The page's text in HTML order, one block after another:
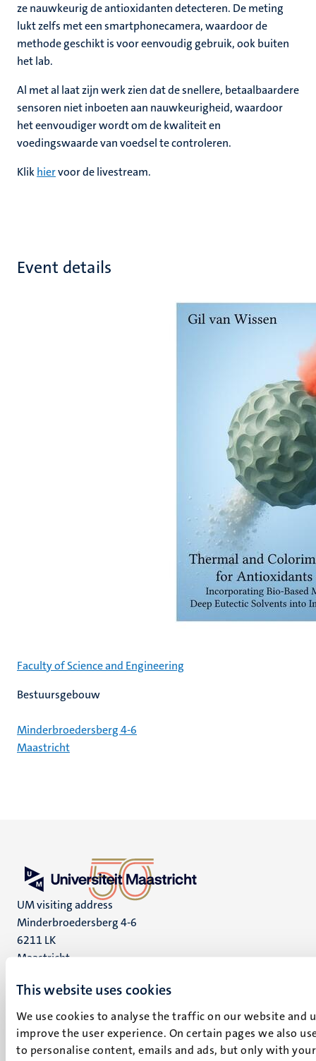
This website uses cookies
We use cookies to analyse the traffic on our website and
improve the user experience. On certain pages we also
to personalise content, emails and ads, but only with
ze nauwkeurig de antioxidanten detecteren. De meting
lukt zelfs met een smartphonecamera, waardoor de
methode geschikt is voor eenvoudig gebruik, ook buiten
het lab.
Al met al laat zijn werk zien dat de snellere, betaalbaardere
sensoren niet inboeten aan nauwkeurigheid, waardoor
het eenvoudiger wordt om de kwaliteit en
voedingswaarde van voedsel te controleren.
Klikhiervoor de livestream.
Event details
Faculty of Science and Engineering
Bestuursgebouw
Minderbroedersberg 4-6
Maastricht
UM visiting address
Minderbroedersberg 4-6
6211 LK
Maastricht
P.O. Box 616
6200 MD